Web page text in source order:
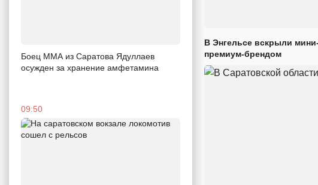
Боец ММА из Саратова Ядуллаев
осужден за хранение амфетамина
09:50
В Энгельсе вскрыли
премиум-брендом